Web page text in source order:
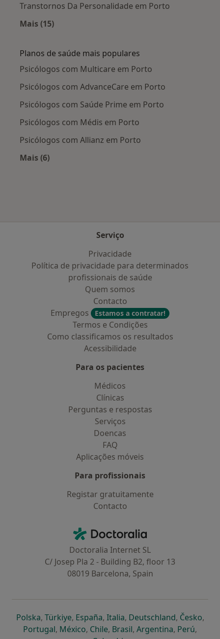
Transtornos Da Personalidade em Porto
Mais (15)
Planos de saúde mais populares
Psicólogos com Multicare em Porto
Psicólogos com AdvanceCare em Porto
Psicólogos com Saúde Prime em Porto
Psicólogos com Médis em Porto
Psicólogos com Allianz em Porto
Mais (6)
Serviço
Privacidade
Política de privacidade para determinados
profissionais de saúde
Quem somos
Contacto
Empregos
Estamos a contratar!
Termos e Condições
Como classificamos os resultados
Acessibilidade
Para os pacientes
Médicos
Clínicas
Perguntas e respostas
Serviços
Doencas
FAQ
Aplicações móveis
Para profissionais
Registar gratuitamente
Contacto
Doctoralia - Homepage
Doctoralia Internet SL
C/ Josep Pla 2 - Building B2, floor 13
08019 Barcelona, Spain
Polskaabre num novo separador
, Türkiyeabre num novo separador
, Españaabre num novo separador
, Italiaabre num novo
, Deutschlandabre num
, Česko,
Portugalabre num novo separador
, Méxicoabre num novo separador
, Chileabre num novo separador
, Brasilabre num novo
, Argentinaabre num
, Perúabre
,